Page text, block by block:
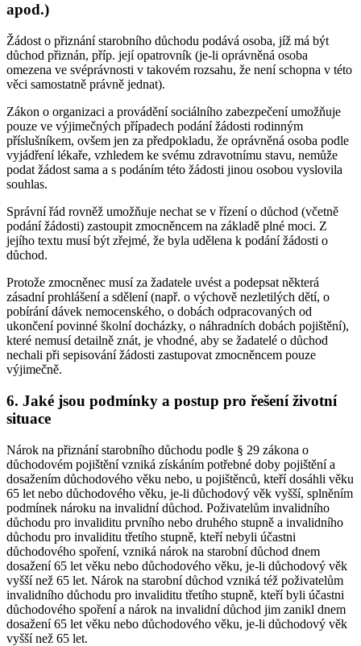
apod.)
Žádost o přiznání starobního důchodu podává osoba, jíž má být
důchod přiznán, příp. její opatrovník (je-li oprávněná osoba
omezena ve svéprávnosti v takovém rozsahu, že není schopna v této
věci samostatně právně jednat).
Zákon o organizaci a provádění sociálního zabezpečení umožňuje
pouze ve výjimečných případech podání žádosti rodinným
příslušníkem, ovšem jen za předpokladu, že oprávněná osoba podle
vyjádření lékaře, vzhledem ke svému zdravotnímu stavu, nemůže
podat žádost sama a s podáním této žádosti jinou osobou vyslovila
souhlas.
Správní řád rovněž umožňuje nechat se v řízení o důchod (včetně
podání žádosti) zastoupit zmocněncem na základě plné moci. Z
jejího textu musí být zřejmé, že byla udělena k podání žádosti o
důchod.
Protože zmocněnec musí za žadatele uvést a podepsat některá
zásadní prohlášení a sdělení (např. o výchově nezletilých dětí, o
pobírání dávek nemocenského, o dobách odpracovaných od
ukončení povinné školní docházky, o náhradních dobách pojištění),
které nemusí detailně znát, je vhodné, aby se žadatelé o důchod
nechali při sepisování žádosti zastupovat zmocněncem pouze
výjimečně.
6. Jaké jsou podmínky a postup pro řešení životní
situace
Nárok na přiznání starobního důchodu podle § 29 zákona o
důchodovém pojištění vzniká získáním potřebné doby pojištění a
dosažením důchodového věku nebo, u pojištěnců, kteří dosáhli věku
65 let nebo důchodového věku, je-li důchodový věk vyšší, splněním
podmínek nároku na invalidní důchod. Poživatelům invalidního
důchodu pro invaliditu prvního nebo druhého stupně a invalidního
důchodu pro invaliditu třetího stupně, kteří nebyli účastni
důchodového spoření, vzniká nárok na starobní důchod dnem
dosažení 65 let věku nebo důchodového věku, je-li důchodový věk
vyšší než 65 let. Nárok na starobní důchod vzniká též poživatelům
invalidního důchodu pro invaliditu třetího stupně, kteří byli účastni
důchodového spoření a nárok na invalidní důchod jim zanikl dnem
dosažení 65 let věku nebo důchodového věku, je-li důchodový věk
vyšší než 65 let.